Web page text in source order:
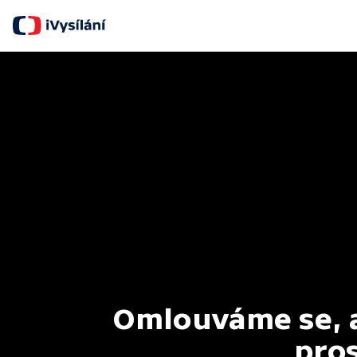
Omlouváme se,